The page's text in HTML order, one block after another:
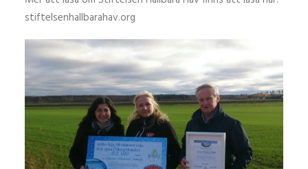
stiftelsenhallbarahav.org